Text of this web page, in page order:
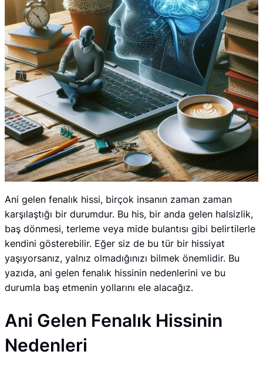
Ani gelen fenalık hissi, birçok insanın zaman zaman
karşılaştığı bir durumdur. Bu his, bir anda gelen halsizlik,
baş dönmesi, terleme veya mide bulantısı gibi belirtilerle
kendini gösterebilir. Eğer siz de bu tür bir hissiyat
yaşıyorsanız, yalnız olmadığınızı bilmek önemlidir. Bu
yazıda, ani gelen fenalık hissinin nedenlerini ve bu
durumla baş etmenin yollarını ele alacağız.
Ani Gelen Fenalık Hissinin
Nedenleri